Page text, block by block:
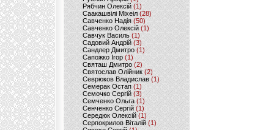
Рябчин Олексій (1)
Саакашвілі Міхеіл(28)
Савченко Надія (50)
Савченко Олексій(1)
Савчук Василь (1)
Садовий Андрій (3)
Сандлер Дмитро(1)
Сапожко Ігор(1)
Святаш Дмитро (2)
Святослав Олійник (2)
Севрюков Владислав (1)
Семерак Остап (1)
Семочко Сергій (3)
Семченко Ольга (1)
Сенченко Сергій(1)
Середюк Олексій(1)
Серпокрилов Віталій(1)